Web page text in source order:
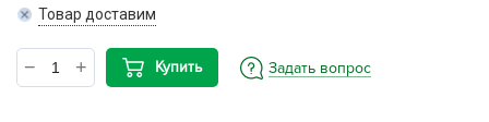
Товар доставим
Купить Задать вопрос